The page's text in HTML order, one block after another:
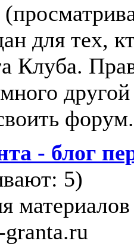
для тех,
Клуба.
форум.
- блог
5)